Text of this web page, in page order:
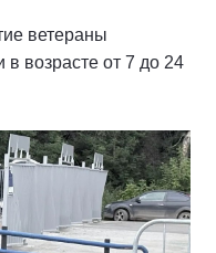
ветераны
возрасте от 7 до 24